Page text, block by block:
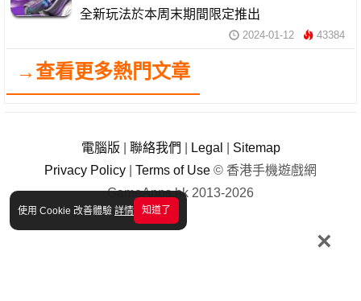
使用 Cookie 改善體驗 詳情 知道了
×
全新玩法於本周末期間限定推出
2024-01-12 43384
→查看更多熱門文章
電腦版 聯絡我們 Legal
Sitemap
Privacy Policy
Terms of Use © 香港手機遊戲網
GameApps.hk 2013-2026